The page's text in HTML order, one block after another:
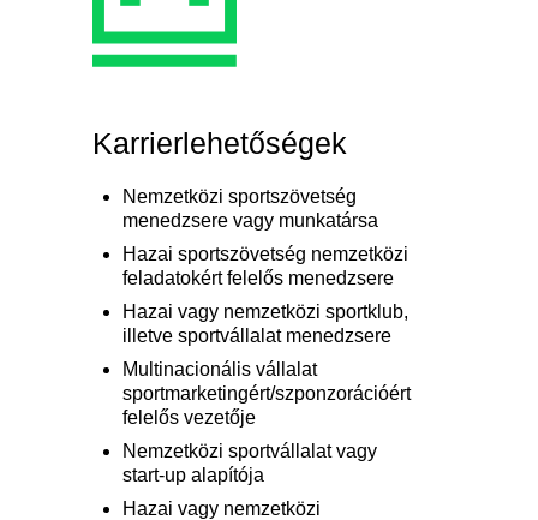
Karrierlehetőségek
Nemzetközi sportszövetség
menedzsere vagy munkatársa
Hazai sportszövetség nemzetközi
feladatokért felelős menedzsere
Hazai vagy nemzetközi sportklub,
illetve sportvállalat menedzsere
Multinacionális vállalat
sportmarketingért/szponzorációért
felelős vezetője
Nemzetközi sportvállalat vagy
start-up alapítója
Hazai vagy nemzetközi